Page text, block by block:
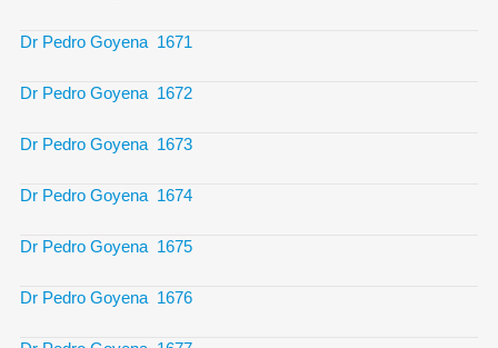
Dr Pedro Goyena 1671
Dr Pedro Goyena 1672
Dr Pedro Goyena 1673
Dr Pedro Goyena 1674
Dr Pedro Goyena 1675
Dr Pedro Goyena 1676